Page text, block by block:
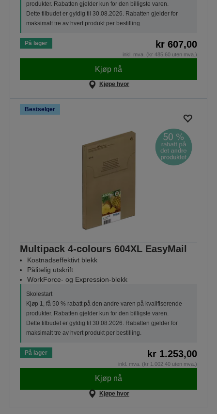
produkter. Rabatten gjelder kun for den billigste varen.
Dette tilbudet er gyldig til 30.08.2026. Rabatten gjelder for
maksimalt tre av hvert produkt per bestilling.
På lager kr 607,00
inkl. mva. (kr 485,60 uten mva.)
Kjøp nå
Kjøpe hvor
Bestselger
Multipack 4-colours 604XL EasyMail
Kostnadseffektivt blekk
Pålitelig utskrift
WorkForce- og Expression-blekk
Skolestart
Kjøp 1, få 50 % rabatt på den andre varen på kvalifiserende
produkter. Rabatten gjelder kun for den billigste varen.
Dette tilbudet er gyldig til 30.08.2026. Rabatten gjelder for
maksimalt tre av hvert produkt per bestilling.
På lager kr 1.253,00
inkl. mva. (kr 1.002,40 uten mva.)
Kjøp nå
Kjøpe hvor